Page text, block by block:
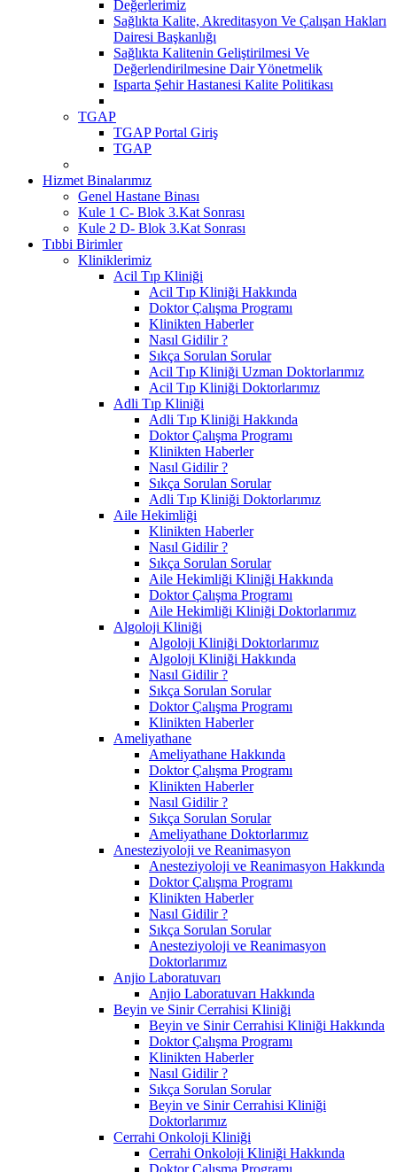
Değerlerimiz
Sağlıkta Kalite, Akreditasyon Ve Çalışan Hakları
Dairesi Başkanlığı
Sağlıkta Kalitenin Geliştirilmesi Ve
Değerlendirilmesine Dair Yönetmelik
Isparta Şehir Hastanesi Kalite Politikası
TGAP
TGAP Portal Giriş
TGAP
Hizmet Binalarımız
Genel Hastane Binası
Kule 1 C- Blok 3.Kat Sonrası
Kule 2 D- Blok 3.Kat Sonrası
Tıbbi Birimler
Kliniklerimiz
Acil Tıp Kliniği
Acil Tıp Kliniği Hakkında
Doktor Çalışma Programı
Klinikten Haberler
Nasıl Gidilir ?
Sıkça Sorulan Sorular
Acil Tıp Kliniği Uzman Doktorlarımız
Acil Tıp Kliniği Doktorlarımız
Adli Tıp Kliniği
Adli Tıp Kliniği Hakkında
Doktor Çalışma Programı
Klinikten Haberler
Nasıl Gidilir ?
Sıkça Sorulan Sorular
Adli Tıp Kliniği Doktorlarımız
Aile Hekimliği
Klinikten Haberler
Nasıl Gidilir ?
Sıkça Sorulan Sorular
Aile Hekimliği Kliniği Hakkında
Doktor Çalışma Programı
Aile Hekimliği Kliniği Doktorlarımız
Algoloji Kliniği
Algoloji Kliniği Doktorlarımız
Algoloji Kliniği Hakkında
Nasıl Gidilir ?
Sıkça Sorulan Sorular
Doktor Çalışma Programı
Klinikten Haberler
Ameliyathane
Ameliyathane Hakkında
Doktor Çalışma Programı
Klinikten Haberler
Nasıl Gidilir ?
Sıkça Sorulan Sorular
Ameliyathane Doktorlarımız
Anesteziyoloji ve Reanimasyon
Anesteziyoloji ve Reanimasyon Hakkında
Doktor Çalışma Programı
Klinikten Haberler
Nasıl Gidilir ?
Sıkça Sorulan Sorular
Anesteziyoloji ve Reanimasyon
Doktorlarımız
Anjio Laboratuvarı
Anjio Laboratuvarı Hakkında
Beyin ve Sinir Cerrahisi Kliniği
Beyin ve Sinir Cerrahisi Kliniği Hakkında
Doktor Çalışma Programı
Klinikten Haberler
Nasıl Gidilir ?
Sıkça Sorulan Sorular
Beyin ve Sinir Cerrahisi Kliniği
Doktorlarımız
Cerrahi Onkoloji Kliniği
Cerrahi Onkoloji Kliniği Hakkında
Doktor Çalışma Programı